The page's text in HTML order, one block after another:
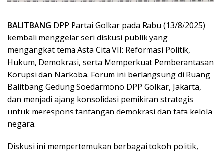
BALITBANG DPP Partai Golkar pada Rabu (13/8/2025)
kembali menggelar seri diskusi publik yang
mengangkat tema Asta Cita VII: Reformasi Politik,
Hukum, Demokrasi, serta Memperkuat Pemberantasan
Korupsi dan Narkoba. Forum ini berlangsung di Ruang
Balitbang Gedung Soedarmono DPP Golkar, Jakarta,
dan menjadi ajang konsolidasi pemikiran strategis
untuk merespons tantangan demokrasi dan tata kelola
negara.
Diskusi ini mempertemukan berbagai tokoh politik,